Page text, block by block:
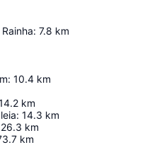
: 7.8 km
: 10.4 km
km
: 14.3 km
26.3 km
km